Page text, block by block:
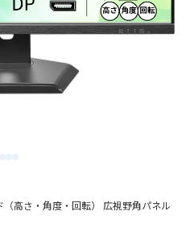
高さ・角度・回転） 広視野角パネル